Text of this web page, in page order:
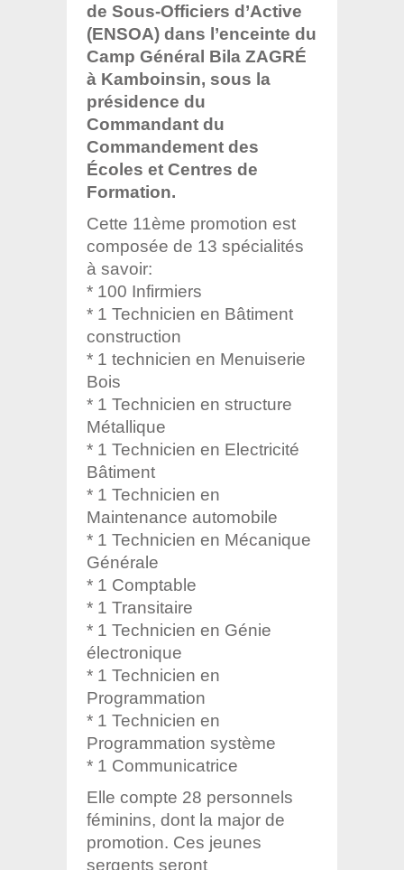
de Sous-Officiers d’Active
(ENSOA) dans l’enceinte du
Camp Général Bila ZAGRÉ
à Kamboinsin, sous la
présidence du
Commandant du
Commandement des
Écoles et Centres de
Formation.
Cette 11ème promotion est
composée de 13 spécialités
à savoir:
* 100 Infirmiers
* 1 Technicien en Bâtiment
construction
* 1 technicien en Menuiserie
Bois
* 1 Technicien en structure
Métallique
* 1 Technicien en Electricité
Bâtiment
* 1 Technicien en
Maintenance automobile
* 1 Technicien en Mécanique
Générale
* 1 Comptable
* 1 Transitaire
* 1 Technicien en Génie
électronique
* 1 Technicien en
Programmation
* 1 Technicien en
Programmation système
* 1 Communicatrice
Elle compte 28 personnels
féminins, dont la major de
promotion. Ces jeunes
sergents seront